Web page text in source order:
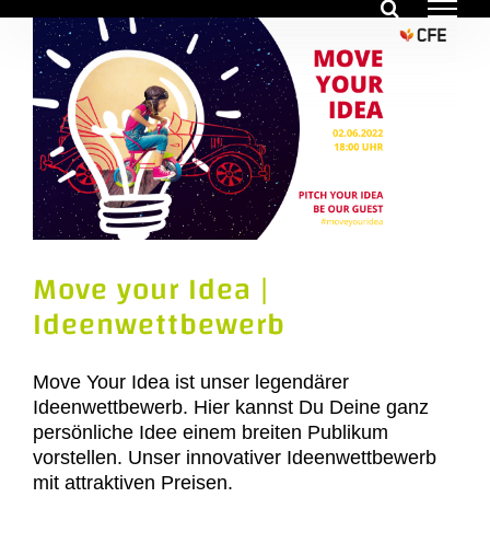
Inhalt
springen
Move your Idea |
Ideenwettbewerb
Move Your Idea ist unser legendärer
Ideenwettbewerb. Hier kannst Du Deine ganz
persönliche Idee einem breiten Publikum
vorstellen. Unser innovativer Ideenwettbewerb
mit attraktiven Preisen.